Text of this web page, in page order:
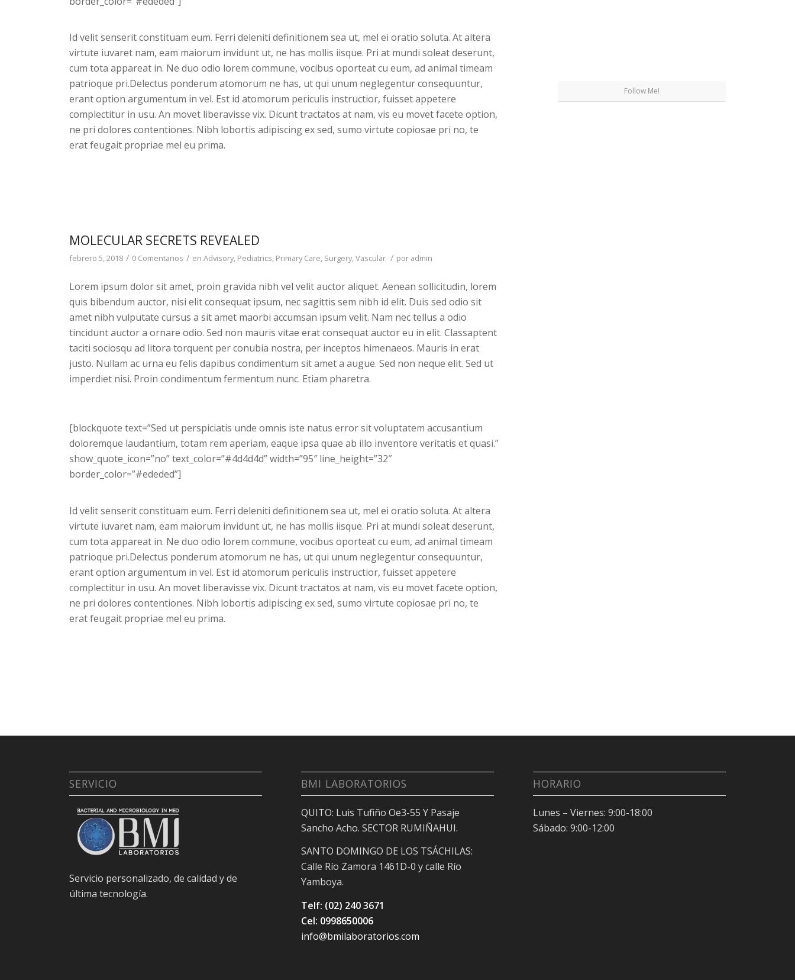
Id velit senserit constituam eum. Ferri deleniti definitionem sea ut, mel ei oratio soluta. At altera
virtute iuvaret nam, eam maiorum invidunt ut, ne has mollis iisque. Pri at mundi soleat deserunt,
cum tota appareat in. Ne duo odio lorem commune, vocibus oporteat cu eum, ad animal timeam
patrioque pri.Delectus ponderum atomorum ne has, ut qui unum neglegentur consequuntur,
erant option argumentum in vel. Est id atomorum periculis instructior, fuisset appetere
complectitur in usu. An movet liberavisse vix. Dicunt tractatos at nam, vis eu movet facete option,
ne pri dolores contentiones. Nibh lobortis adipiscing ex sed, sumo virtute copiosae pri no, te
erat feugait propriae mel eu prima.
MOLECULAR SECRETS REVEALED
febrero 5, 2018 / 0 Comentarios / enAdvisory, Pediatrics, Primary Care, Surgery,Vascular / por admin
Lorem ipsum dolor sit amet, proin gravida nibh vel velit auctor aliquet. Aenean sollicitudin, lorem
quis bibendum auctor, nisi elit consequat ipsum, nec sagittis sem nibh id elit. Duis sed odio sit
amet nibh vulputate cursus a sit amet maorbi accumsan ipsum velit. Nam nec tellus a odio
tincidunt auctor a ornare odio. Sed non mauris vitae erat consequat auctor eu in elit. Classaptent
taciti sociosqu ad litora torquent per conubia nostra, per inceptos himenaeos. Mauris in erat
justo. Nullam ac urna eu felis dapibus condimentum sit amet a augue. Sed non neque elit. Sed ut
imperdiet nisi. Proin condimentum fermentum nunc. Etiam pharetra.
[blockquote text=”Sed ut perspiciatis unde omnis iste natus error sit voluptatem accusantium
doloremque laudantium, totam rem aperiam, eaque ipsa quae ab illo inventore veritatis et quasi.”
show_quote_icon=”no” text_color=”#4d4d4d” width=”95″ line_height=”32″
border_color=”#ededed”]
Id velit senserit constituam eum. Ferri deleniti definitionem sea ut, mel ei oratio soluta. At altera
virtute iuvaret nam, eam maiorum invidunt ut, ne has mollis iisque. Pri at mundi soleat deserunt,
cum tota appareat in. Ne duo odio lorem commune, vocibus oporteat cu eum, ad animal timeam
patrioque pri.Delectus ponderum atomorum ne has, ut qui unum neglegentur consequuntur,
erant option argumentum in vel. Est id atomorum periculis instructior, fuisset appetere
complectitur in usu. An movet liberavisse vix. Dicunt tractatos at nam, vis eu movet facete option,
ne pri dolores contentiones. Nibh lobortis adipiscing ex sed, sumo virtute copiosae pri no, te
erat feugait propriae mel eu prima.
Follow Me!
SERVICIO
Servicio personalizado, de calidad y de
última tecnología.
BMI LABORATORIOS
QUITO: Luis Tufiño Oe3-55 Y Pasaje
Sancho Acho. SECTOR RUMIÑAHUI.
SANTO DOMINGO DE LOS TSÁCHILAS:
Calle Río Zamora 1461D-0 y calle Río
Yamboya.
Telf: (02) 240 3671
Cel: 0998650006
info@bmilaboratorios.com
HORARIO
Lunes – Viernes: 9:00-18:00
Sábado: 9:00-12:00